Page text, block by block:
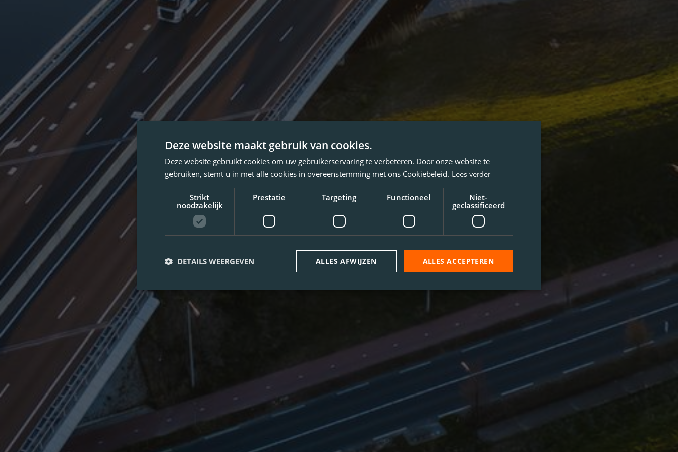
Deze website maakt gebruik van cookies.
Deze website gebruikt cookies om uw gebruikerservaring te verbeteren. Door onze website te
gebruiken, stemt u in met alle cookies in overeenstemming met ons Cookiebeleid. Lees verder
Strikt
noodzakelijk
Prestatie Targeting Functioneel
Niet-
geclassificeerd
ALLES ACCEPTEREN
ALLES AFWIJZEN
DETAILS WEERGEVEN